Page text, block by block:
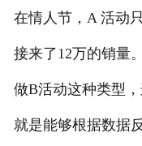
在情人节，A 活动
接来了12万的销量
做B活动这种类型
就是能够根据数据